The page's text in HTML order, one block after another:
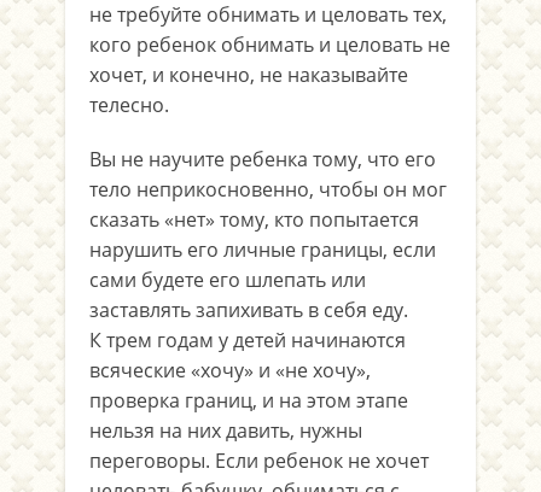
не требуйте обнимать и целовать тех,
кого ребенок обнимать и целовать не
хочет, и конечно, не наказывайте
телесно.
Вы не научите ребенка тому, что его
тело неприкосновенно, чтобы он мог
сказать «нет» тому, кто попытается
нарушить его личные границы, если
сами будете его шлепать или
заставлять запихивать в себя еду.
К трем годам у детей начинаются
всяческие «хочу» и «не хочу»,
проверка границ, и на этом этапе
нельзя на них давить, нужны
переговоры. Если ребенок не хочет